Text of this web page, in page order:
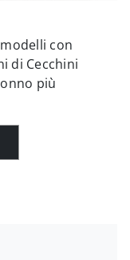
con
di Cecchini
più